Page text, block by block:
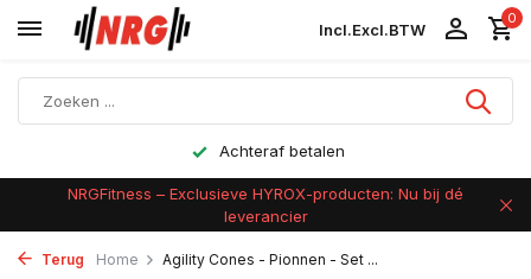
Incl.Excl.BTW
0
Achteraf betalen
NRGFitness – Exclusieve HYROX-producten: Nu bij dé
leverancier
Terug Home Agility Cones - Pionnen - Set ...